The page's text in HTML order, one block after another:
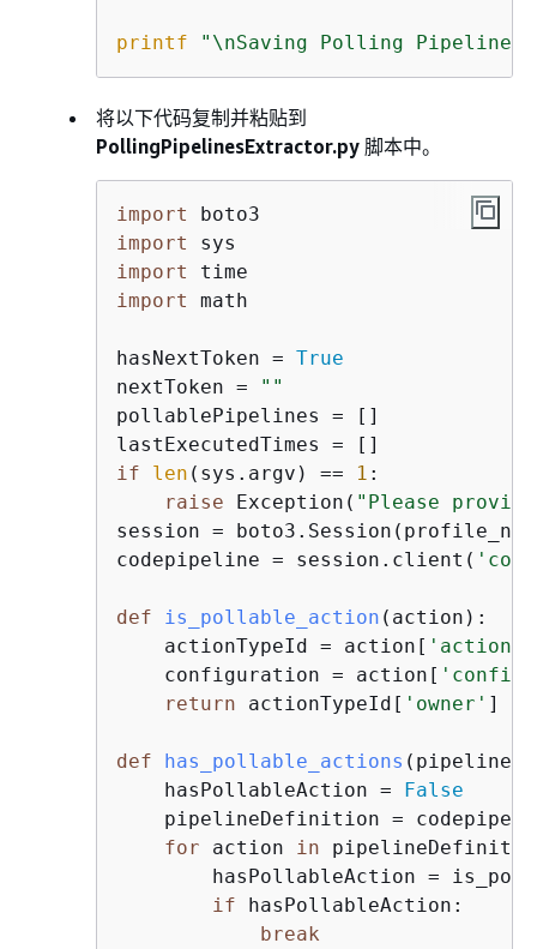
printf "\nSaving Polling Pipeline
将以下代码复制并粘贴到
PollingPipelinesExtractor.py 脚本中。
import
import
import
import
math
hasNextToken = True
nextToken =
""
pollablePipelines = []
if
len (sys.argv) == 1 :
raise Exception( "Please
session =
codepipeline = session.client(
def is_pollable_action ( action ):
    actionTypeId = action[
    configuration = action[
return actionTypeId[ 'owner' ]
def has_pollable_actions ( pipeline
    hasPollableAction =
False
pipelineDefinition =
for action in
hasPollableAction =
if hasPollableAction:
break